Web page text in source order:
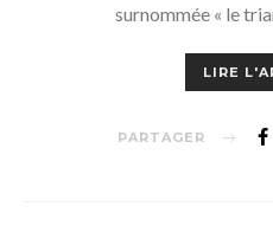
surnommée « le
LIRE
PARTAGER